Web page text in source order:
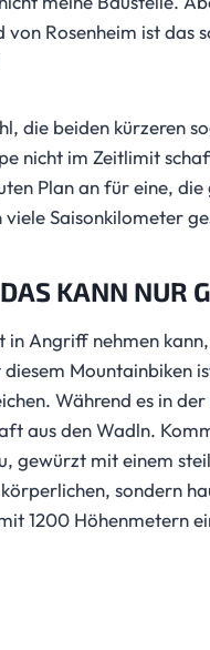
Rosenheim ist das
die beiden kürzeren
nicht im Zeitlimit
Plan an für eine,
Saisonkilometer
KANN NUR
Angriff nehmen
Mountainbiken
Während es in
aus den Wadln.
gewürzt mit einem
sondern
1200 Höhenmetern